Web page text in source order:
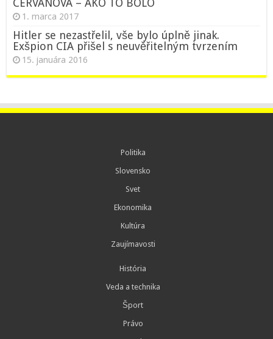
1. marca 2017
Hitler se nezastřelil, vše bylo úplně jinak.
Exšpion CIA přišel s neuvěřitelným tvrzením
15. januára 2016
Politika
Slovensko
Svet
Ekonomika
Kultúra
Zaujímavosti
História
Veda a technika
Šport
Právo